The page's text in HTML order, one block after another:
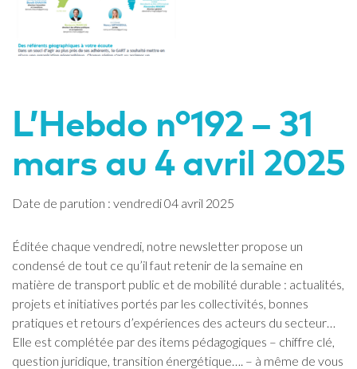
L’Hebdo n°192 – 31
mars au 4 avril 2025
Date de parution : vendredi 04 avril 2025
Éditée chaque vendredi, notre newsletter propose un
condensé de tout ce qu’il faut retenir de la semaine en
matière de transport public et de mobilité durable : actualités,
projets et initiatives portés par les collectivités, bonnes
pratiques et retours d’expériences des acteurs du secteur…
Elle est complétée par des items pédagogiques – chiffre clé,
question juridique, transition énergétique…. – à même de vous